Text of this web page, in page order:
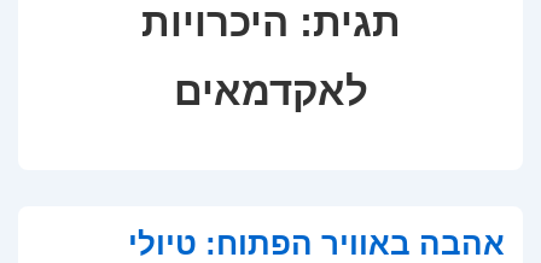
תגית: היכרויות
לאקדמאים
אהבה באוויר הפתוח: טיולי